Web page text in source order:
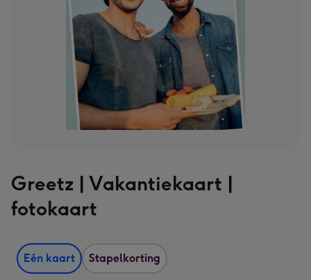
Greetz | Vakantiekaart |
fotokaart
Eén kaart Stapelkorting